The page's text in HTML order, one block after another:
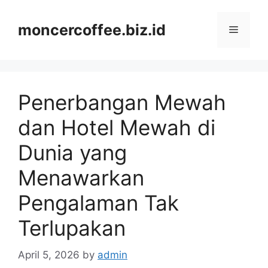
contentmoncercoffee.biz.id Menu
Penerbangan Mewah
dan Hotel Mewah di
Dunia yang
Menawarkan
Pengalaman Tak
Terlupakan
April 5, 2026 by admin